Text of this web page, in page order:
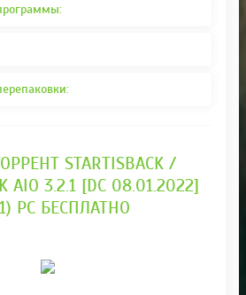
STARTISBACK /
AIO 3.2.1 [DC 08.01.2022]
PC БЕСПЛАТНО